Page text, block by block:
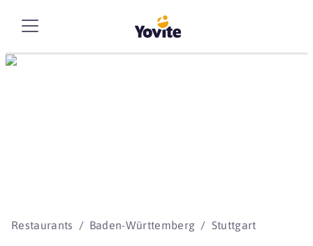
Restaurants Baden-Württemberg Stuttgart